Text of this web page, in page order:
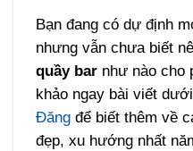
Bạn đang có dự định
nhưng vẫn chưa biết
quầy bar như nào cho
khảo ngay bài viết
Đăng để biết thêm về
đẹp, xu hướng nhất